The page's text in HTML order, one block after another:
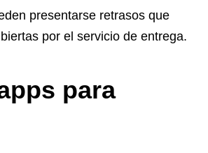
presentarse retrasos que
por el servicio de entrega.
para